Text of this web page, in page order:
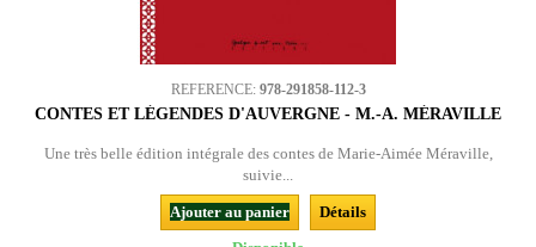
REFERENCE: 978-291858-112-3
CONTES ET LÉGENDES D'AUVERGNE - M.-A. MÉRAVILLE
Une très belle édition intégrale des contes de Marie-Aimée Méraville,
suivie...
Ajouter au panier
Détails